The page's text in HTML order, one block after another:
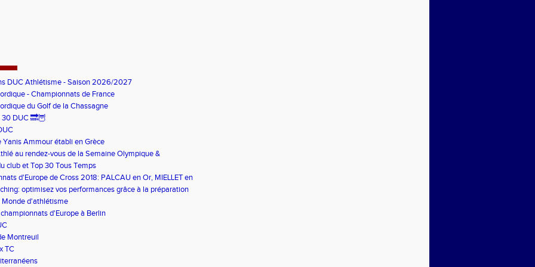
DUC Athlétisme - Saison 2026/2027
- Championnats de France
du Golf de la Chassagne
DUC 🔜🦉
Yanis Ammour établi en Grèce
au rendez-vous de la Semaine Olympique &
et du dispositif pilote "Jeux Bouge"
club et Top 30 Tous Temps
d'Europe de Cross 2018: PALCAU en Or, MIELLET en
optimisez vos performances grâce à la préparation
Monde d'athlétisme
d'Europe à Berlin
Montreuil
TC